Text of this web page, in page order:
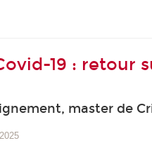
19 :
master de